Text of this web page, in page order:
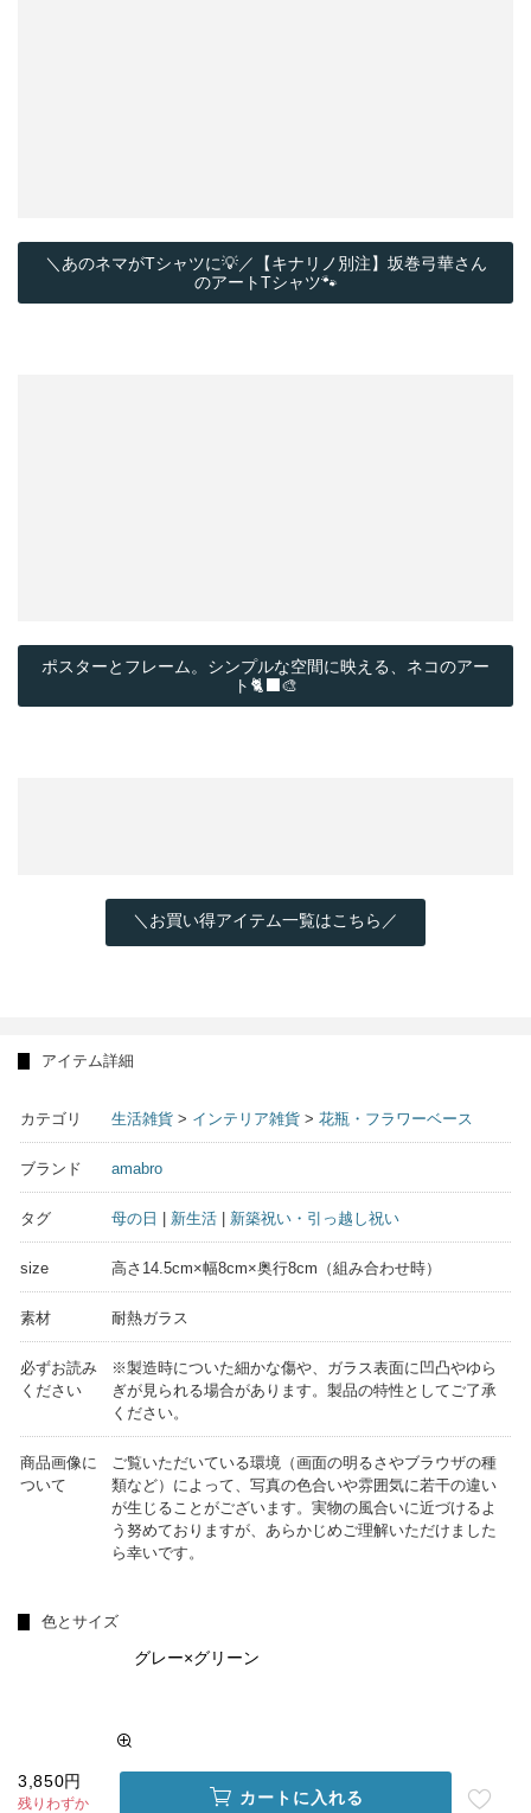
＼あのネマがTシャツに💡／【キナリノ別注】坂巻弓華さん
のアートTシャツ🐾
ポスターとフレーム。シンプルな空間に映える、ネコのアー
ト🐈‍⬛🎨
＼お買い得アイテム一覧はこちら／
アイテム詳細
カテゴリ 生活雑貨 > インテリア雑貨 > 花瓶・フラワーベース
ブランド amabro
タグ 母の日 | 新生活 | 新築祝い・引っ越し祝い
size 高さ14.5cm×幅8cm×奥行8cm（組み合わせ時）
素材 耐熱ガラス
必ずお読み
ください
※製造時についた細かな傷や、ガラス表面に凹凸やゆら
ぎが見られる場合があります。製品の特性としてご了承
ください。
商品画像に
ついて
ご覧いただいている環境（画面の明るさやブラウザの種
類など）によって、写真の色合いや雰囲気に若干の違い
が生じることがございます。実物の風合いに近づけるよ
う努めておりますが、あらかじめご理解いただけました
ら幸いです。
色とサイズ
グレー×グリーン
3,850円
残りわずか カートに入れる